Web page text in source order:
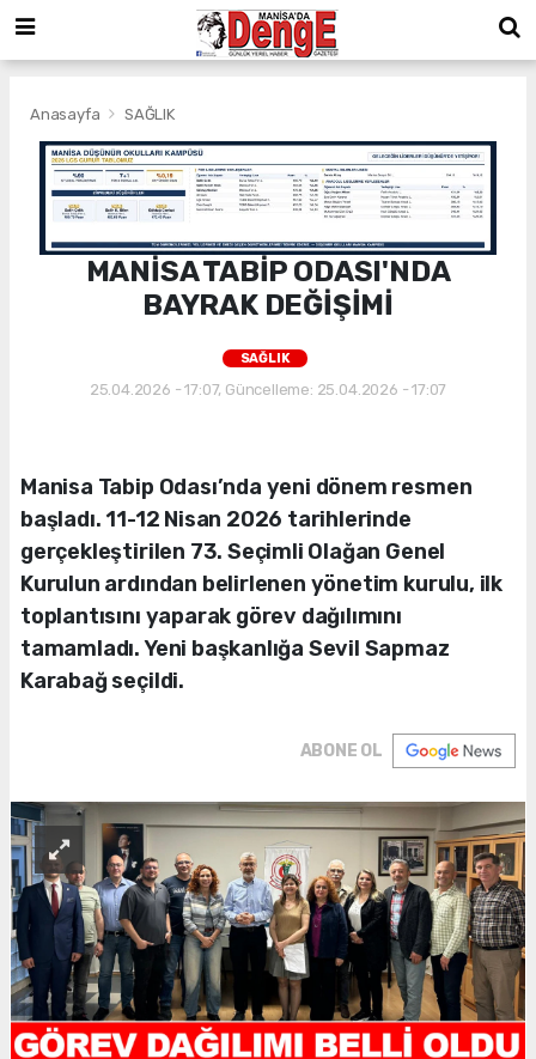
Anasayfa SAĞLIK
MANİSA TABİP ODASI'NDA
BAYRAK DEĞİŞİMİ
SAĞLIK
25.04.2026 - 17:07, Güncelleme: 25.04.2026 - 17:07
Manisa Tabip Odası’nda yeni dönem resmen
başladı. 11-12 Nisan 2026 tarihlerinde
gerçekleştirilen 73. Seçimli Olağan Genel
Kurulun ardından belirlenen yönetim kurulu, ilk
toplantısını yaparak görev dağılımını
tamamladı. Yeni başkanlığa Sevil Sapmaz
Karabağ seçildi.
ABONE OL